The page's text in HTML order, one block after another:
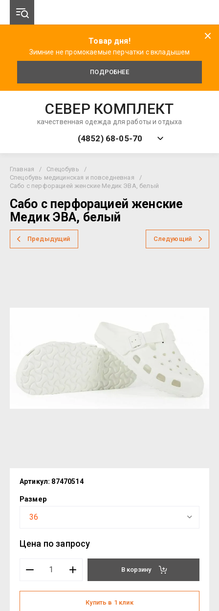
Товар дня!
Зимние не промокаемые перчатки с вкладышем
ПОДРОБНЕЕ
СЕВЕР КОМПЛЕКТ
качественная одежда для работы и отдыха
(4852) 68-05-70
Главная / Спецобувь
/
Спецобувь медицинская и повседневная
/
Сабо с перфорацией женские Медик ЭВА, белый
Сабо с перфорацией женские
Медик ЭВА, белый
Предыдущий Следующий
Артикул: 87470514
Размер
Цена по запросу
В корзину
Купить в 1 клик